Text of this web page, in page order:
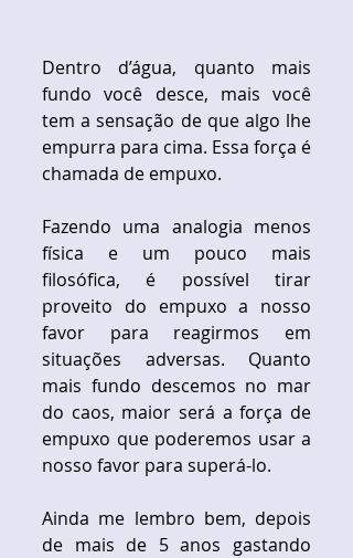
Dentro d’água, quanto mais
fundo você desce, mais você
tem a sensação de que algo lhe
empurra para cima. Essa força é
chamada de empuxo.
Fazendo uma analogia menos
física e um pouco mais
filosófica, é possível tirar
proveito do empuxo a nosso
favor para reagirmos em
situações adversas. Quanto
mais fundo descemos no mar
do caos, maior será a força de
empuxo que poderemos usar a
nosso favor para superá-lo.
Ainda me lembro bem, depois
de mais de 5 anos gastando